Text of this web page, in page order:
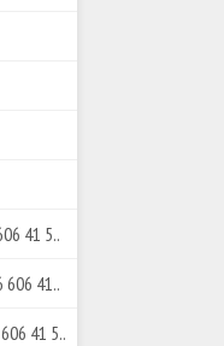
41 5..
606 41..
41 5..